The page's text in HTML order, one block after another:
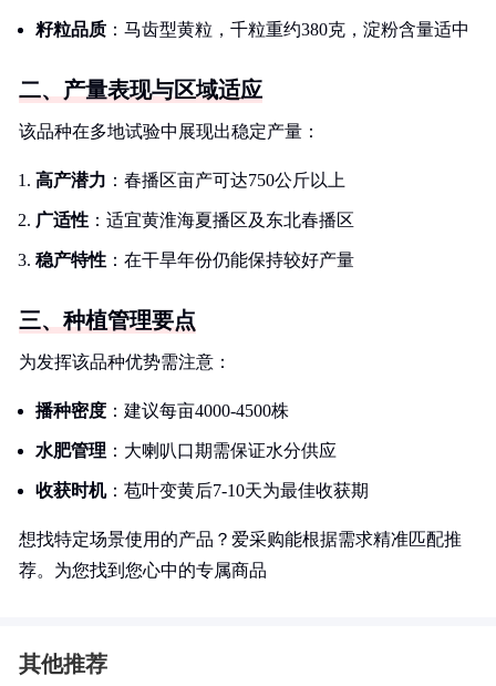
籽粒品质 ：马齿型黄粒，千粒重约380克，淀粉含量适中
二、产量表现与区域适应
该品种在多地试验中展现出稳定产量：
高产潜力 ：春播区亩产可达750公斤以上
广适性 ：适宜黄淮海夏播区及东北春播区
稳产特性 ：在干旱年份仍能保持较好产量
三、种植管理要点
为发挥该品种优势需注意：
播种密度 ：建议每亩4000-4500株
水肥管理 ：大喇叭口期需保证水分供应
收获时机：苞叶变黄后7-10天为最佳收获期
想找特定场景使用的产品？爱采购能根据需求精准匹配推
荐。为您找到您心中的专属商品
其他推荐